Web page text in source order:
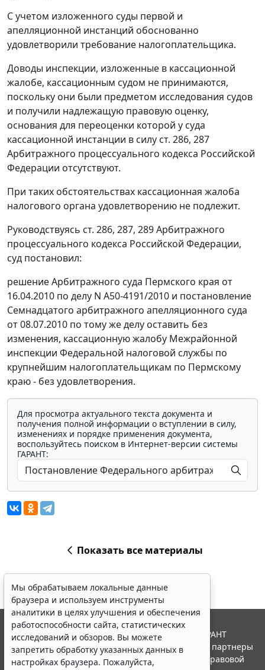
С учетом изложенного суды первой и
апелляционной инстанций обоснованно
удовлетворили требование налогоплательщика.
Доводы инспекции, изложенные в кассационной
жалобе, кассационным судом не принимаются,
поскольку они были предметом исследования судов
и получили надлежащую правовую оценку,
основания для переоценки которой у суда
кассационной инстанции в силу ст. 286, 287
Арбитражного процессуального кодекса Российской
Федерации отсутствуют.
При таких обстоятельствах кассационная жалоба
налогового органа удовлетворению не подлежит.
Руководствуясь ст. 286, 287, 289Арбитражного
процессуального кодекса Российской Федерации,
суд постановил:
решение Арбитражного суда Пермского края от
16.04.2010 по делу N А50-4191/2010 и постановление
Семнадцатого арбитражного апелляционного суда
от 08.07.2010 по тому же делу оставить без
изменения, кассационную жалобу Межрайонной
инспекции Федеральной налоговой службы по
крупнейшим налогоплательщикам по Пермскому
краю - без удовлетворения.
Для просмотра актуального текста документа и
получения полной информации о вступлении в силу,
изменениях и порядке применения документа,
воспользуйтесь поиском в Интернет-версии системы
ГАРАНТ:
Показать все материалы
Мы обрабатываем локальные данные
браузера и используем инструменты
аналитики в целях улучшения и обеспечения
работоспособности сайта, статистических
исследований и обзоров. Вы можете
запретить обработку указанных данных в
настройках браузера. Пожалуйста,
© ООО "НПП "ГАРАНТ-СЕРВИС", 2026. Система ГАРАНТ
выпускается с 1990 года. Компания "Гарант" и ее партнеры
являются участниками Российской ассоциации правовой